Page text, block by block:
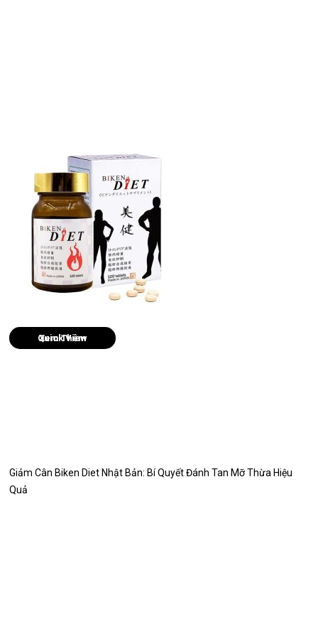
Quick View
Giảm Cân Biken Diet Nhật Bản: Bí Quyết Đánh Tan Mỡ Thừa Hiệu
Quả